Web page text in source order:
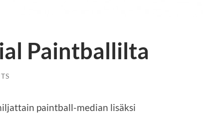
Paintballilta
paintball-median lisäksi